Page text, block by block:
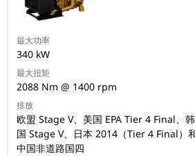
最大功率
340 kW
最大扭矩
2088 Nm @ 1400 rpm
排放
欧盟 Stage V、美国 EPA Tier 4 Final、韩
国 Stage V、日本 2014（Tier 4 Final）
中国非道路国四